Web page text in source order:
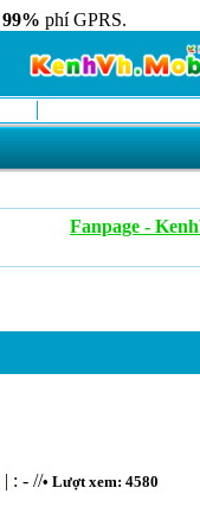
99% phí GPRS.
Fanpage -
| : - //• Lượt xem: 4580